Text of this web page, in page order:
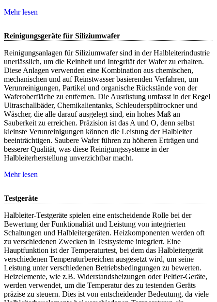
Mehr lesen
Reinigungsgeräte für Siliziumwafer
Reinigungsanlagen für Siliziumwafer sind in der Halbleiterindustrie
unerlässlich, um die Reinheit und Integrität der Wafer zu erhalten.
Diese Anlagen verwenden eine Kombination aus chemischen,
mechanischen und auf Reinstwasser basierenden Verfahren, um
Verunreinigungen, Partikel und organische Rückstände von der
Waferoberfläche zu entfernen. Die Ausrüstung umfasst in der Regel
Ultraschallbäder, Chemikalientanks, Schleuderspültrockner und
Wäscher, die alle darauf ausgelegt sind, ein hohes Maß an
Sauberkeit zu erreichen. Präzision ist das A und O, denn selbst
kleinste Verunreinigungen können die Leistung der Halbleiter
beeinträchtigen. Saubere Wafer führen zu höheren Erträgen und
besserer Qualität, was diese Reinigungssysteme in der
Halbleiterherstellung unverzichtbar macht.
Mehr lesen
Testgeräte
Halbleiter-Testgeräte spielen eine entscheidende Rolle bei der
Bewertung der Funktionalität und Leistung von integrierten
Schaltungen und Halbleitergeräten. Heizkomponenten werden oft
zu verschiedenen Zwecken in Testsysteme integriert. Eine
Hauptfunktion ist der Temperaturtest, bei dem das Halbleitergerät
verschiedenen Temperaturbereichen ausgesetzt wird, um seine
Leistung unter verschiedenen Betriebsbedingungen zu bewerten.
Heizelemente, wie z.B. Widerstandsheizungen oder Peltier-Geräte,
werden verwendet, um die Temperatur des zu testenden Geräts
präzise zu steuern. Dies ist von entscheidender Bedeutung, da viele